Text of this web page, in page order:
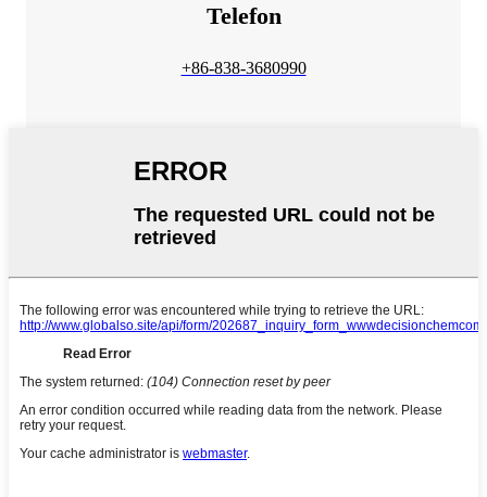
Telefon
+86-838-3680990